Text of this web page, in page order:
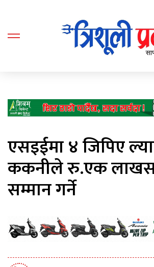
एसइईमा ४ जिपिए
ककनीले रु.एक
सम्मान गर्ने